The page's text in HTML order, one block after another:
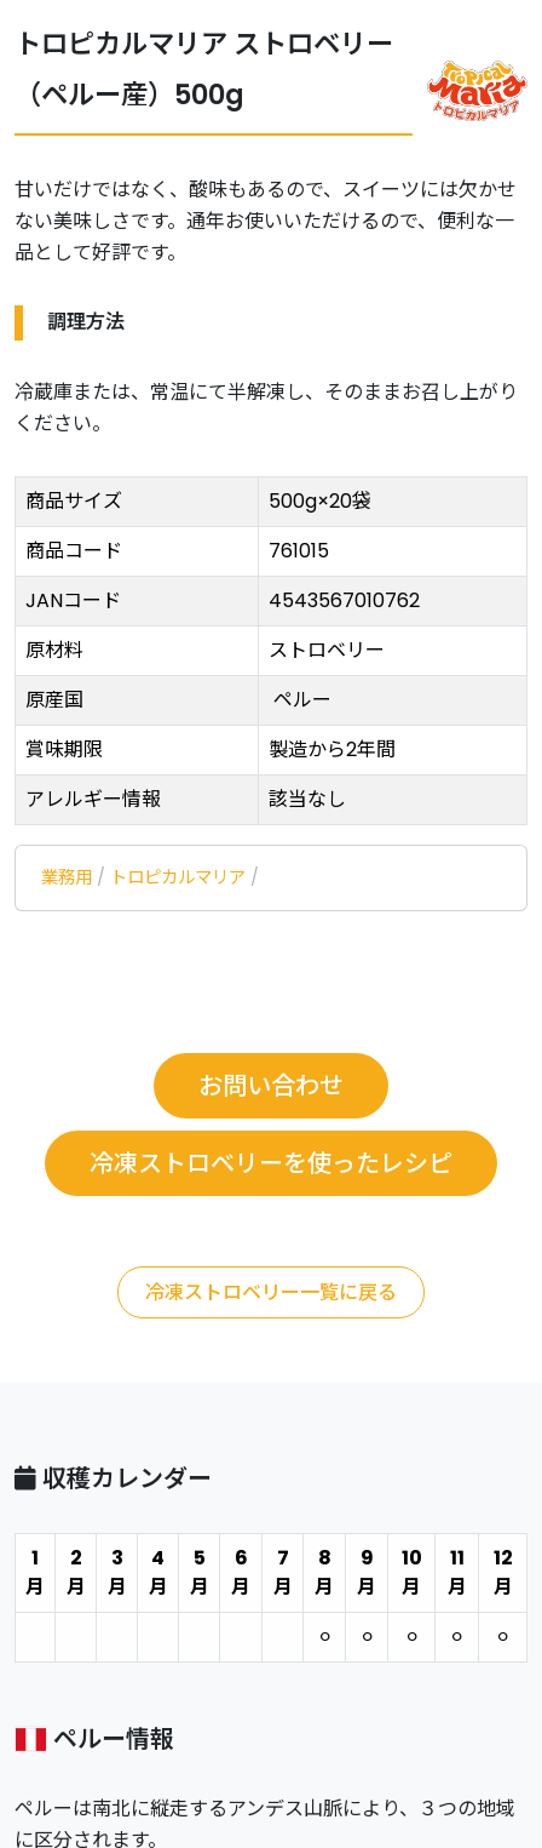
トロピカルマリア ストロベリー
（ペルー産）500g
甘いだけではなく、酸味もあるので、スイーツには欠かせ
ない美味しさです。通年お使いいただけるので、便利な一
品として好評です。
調理方法
冷蔵庫または、常温にて半解凍し、そのままお召し上がり
ください。
商品サイズ
500g×20袋
商品コード
761015
JANコード
4543567010762
原材料
ストロベリー
原産国
ペルー
賞味期限
製造から2年間
アレルギー情報
該当なし
業務用 / トロピカルマリア /
お問い合わせ
冷凍ストロベリーを使ったレシピ
冷凍ストロベリー一覧に戻る
収穫カレンダー
1
月
2
月
3
月
4
月
5
月
6
月
7
月
8
月
9
月
10
月
11
月
12
月
⚪︎
⚪︎ ⚪︎ ⚪︎ ⚪︎
ペルー情報
ペルーは南北に縦走するアンデス山脈により、３つの地域
に区分されます。